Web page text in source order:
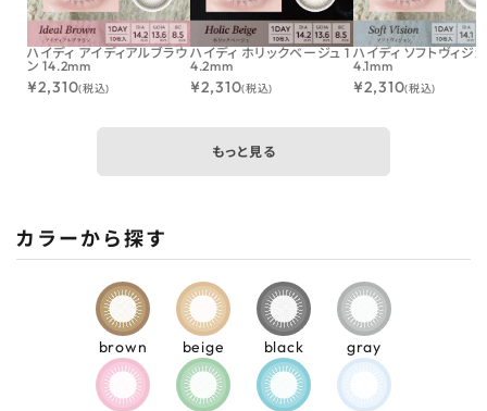
ハイディ アイディアルブラウ
ン 14.2mm
¥2,310(税込)
ハイディ ホリックベージュ 1
4.2mm
¥2,310(税込)
ハイディ ソフトヴィジ
4.1mm
¥2,310(税込)
もっと見る
カラーから探す
brown beige black gray